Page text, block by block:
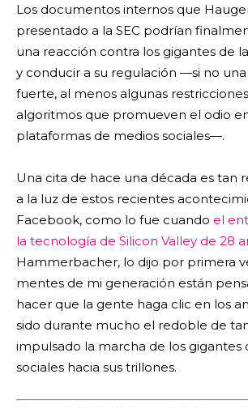
Los documentos internos que
presentado a la SEC podrían
una reacción contra los gigantes de
y conducir a su regulación —si no
fuerte, al menos algunas
algoritmos que promueven el odio
plataformas de medios sociales—.
Una cita de hace una década es tan
a la luz de estos recientes
Facebook, como lo fue cuando el
la tecnología de Silicon Valley de 28
Hammerbacher, lo dijo por primera
mentes de mi generación están
hacer que la gente haga clic en los
sido durante mucho el redoble de
impulsado la marcha de los gigantes
sociales hacia sus trillones.